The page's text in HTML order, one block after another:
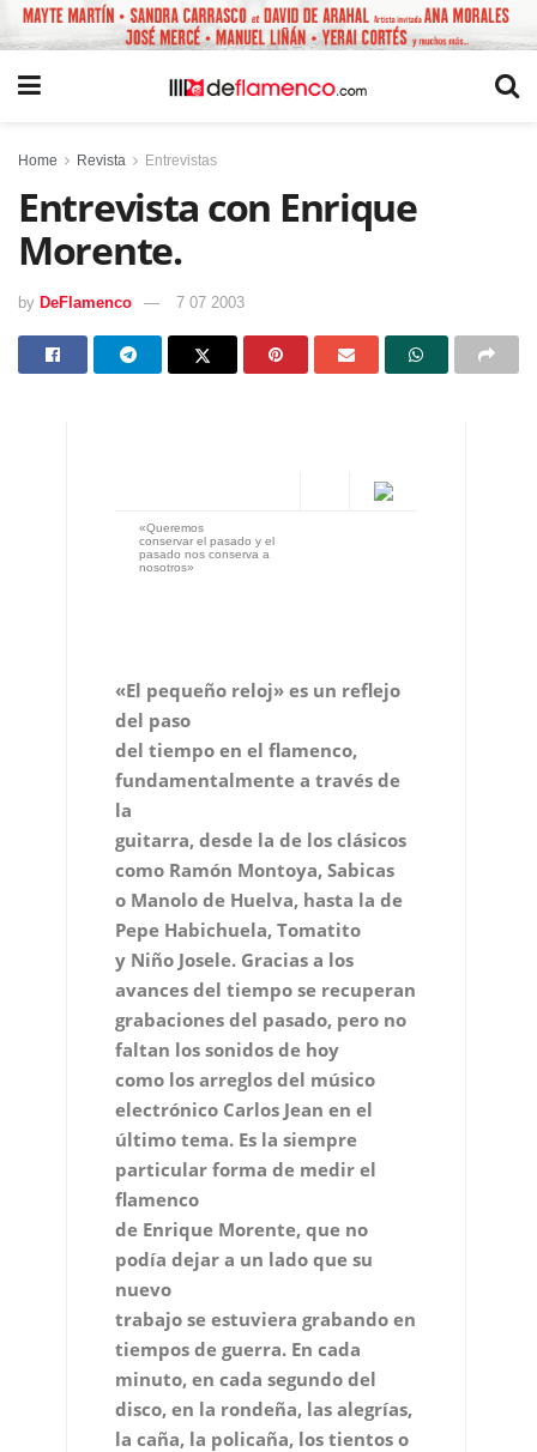
Home Revista Entrevistas
Entrevista con Enrique
Morente.
by DeFlamenco 7 07 2003
«Queremos
conservar el pasado y el
pasado nos conserva a
nosotros»
«El pequeño reloj» es un reflejo
del paso
del tiempo en el flamenco,
fundamentalmente a través de
la
guitarra, desde la de los clásicos
como Ramón Montoya, Sabicas
o Manolo de Huelva, hasta la de
Pepe Habichuela, Tomatito
y Niño Josele. Gracias a los
avances del tiempo se recuperan
grabaciones del pasado, pero no
faltan los sonidos de hoy
como los arreglos del músico
electrónico Carlos Jean en el
último tema. Es la siempre
particular forma de medir el
flamenco
de Enrique Morente, que no
podía dejar a un lado que su
nuevo
trabajo se estuviera grabando en
tiempos de guerra. En cada
minuto, en cada segundo del
disco, en la rondeña, las alegrías,
la caña, la policaña, los tientos o